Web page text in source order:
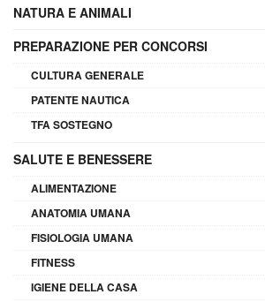
NATURA E ANIMALI
PREPARAZIONE PER CONCORSI
CULTURA GENERALE
PATENTE NAUTICA
TFA SOSTEGNO
SALUTE E BENESSERE
ALIMENTAZIONE
ANATOMIA UMANA
FISIOLOGIA UMANA
FITNESS
IGIENE DELLA CASA